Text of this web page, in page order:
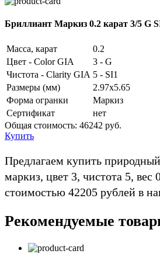
Бриллиант Маркиз 0.2 карат 3/5 G
Масса, карат
0.2
Цвет - Color GIA
3 - G
Чистота - Clarity GIA 5 - SI1
Размеры (мм)
2.97x5.65
Форма огранки
Маркиз
Сертификат
нет
Общая стоимость: 46242 руб.
Купить
Предлагаем купить
маркиз, цвет 3, чистота 5, вес
стоимостью 42205 рублей в
Рекомендуемые